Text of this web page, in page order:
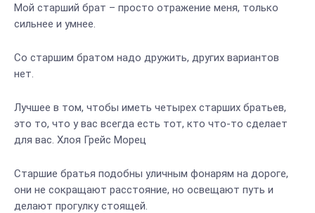
Мой старший брат – просто отражение меня, только
сильнее и умнее.
Со старшим братом надо дружить, других вариантов
нет.
Лучшее в том, чтобы иметь четырех старших братьев,
это то, что у вас всегда есть тот, кто что-то сделает
для вас. Хлоя Грейс Морец
Старшие братья подобны уличным фонарям на дороге,
они не сокращают расстояние, но освещают путь и
делают прогулку стоящей.